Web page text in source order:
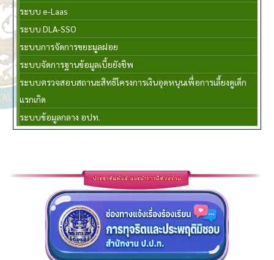
ระบบ e-Laas
ระบบ DLA-SSO
ระบบการจัดการขยะมูลฝอย
ระบบจัดการฐานข้อมูลเบี้ยยังชีพ
ระบบตรวจสอบสถานะสิทธิโครงการเงินอุดหนุนเพื่อการเลี้ยงดูเด็ก
แรกเกิด
ระบบข้อมูลกลาง อปท.